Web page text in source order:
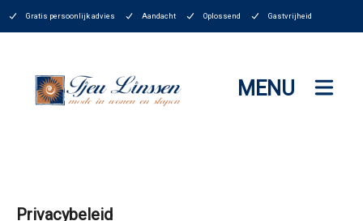
Gratis persoonlijk advies Aandacht Oplossend Gastvrijheid
MENU
Privacybeleid